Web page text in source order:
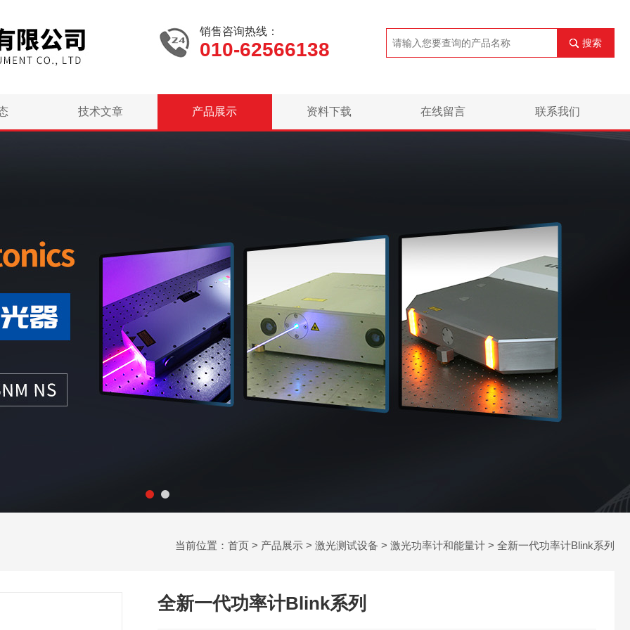
销售咨询热线：
010-62566138 搜索
技术文章 产品展示 资料下载 在线留言 联系我们
当前位置： 首页 > 产品展示 > 激光测试设备 > 激光功率计和能量计 > 全新一代功率计Blink系列
全新一代功率计Blink系列